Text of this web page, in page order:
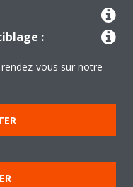
:
vous sur notre